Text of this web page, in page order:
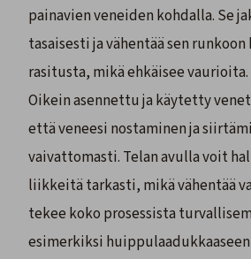
painavien veneiden kohdalla. Se
tasaisesti ja vähentää sen
rasitusta, mikä ehkäisee vaurioita.
Oikein asennettu ja käytetty
että veneesi nostaminen ja
vaivattomasti. Telan avulla voit
liikkeitä tarkasti, mikä vähentää
tekee koko prosessista
esimerkiksi huippulaadukkaaseen